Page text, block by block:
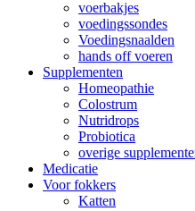
voerbakjes
voedingssondes
Voedingsnaalden
hands off voeren
Supplementen
Homeopathie
Colostrum
Nutridrops
Probiotica
overige
Medicatie
Voor fokkers
Katten